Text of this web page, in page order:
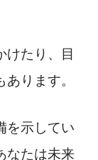
けたり、目
ります。
を示してい
なたは未来